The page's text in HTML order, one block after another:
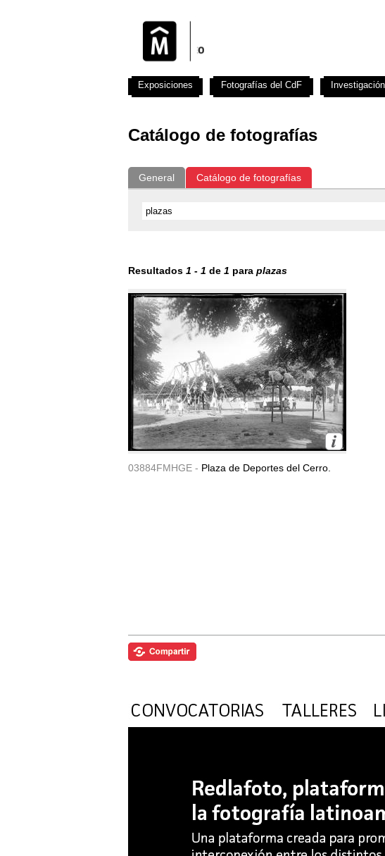
Catálogo de fotografías
General Catálogo de fotografías
Resultados 1 - 1 de 1 para plazas
03884FMHGE - Plaza de Deportes del Cerro.
Exposiciones Fotografías del CdF Investigación